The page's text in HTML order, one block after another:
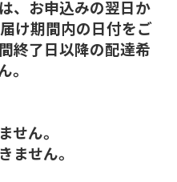
、お申込みの翌日か
け期間内の日付をご
終了日以降の配達希
。
ん。
せん。